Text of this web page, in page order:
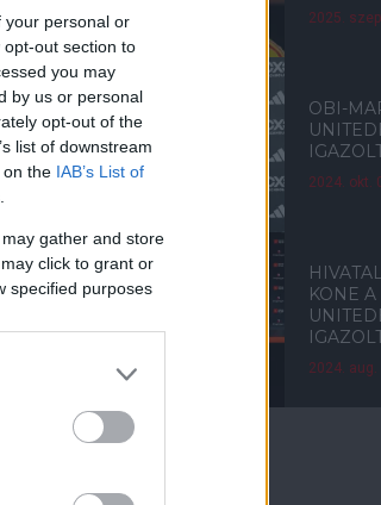
your personal or
out section to
you may
by us or personal
opt-out of the
list of downstream
on the IAB’s List of
gather and store
click to grant or
specified purposes
2025.
OBI-
2024. okt.
KONE A
2024. aug.